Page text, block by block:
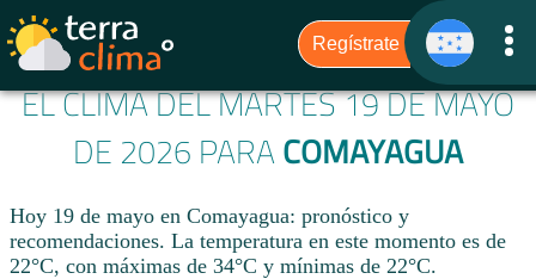
EL CLIMA DEL MARTES 19 DE MAYO
DE 2026 PARA COMAYAGUA
Hoy 19 de mayo en Comayagua: pronóstico y
recomendaciones. La temperatura en este momento es de
22°C, con máximas de 34°C y mínimas de 22°C.